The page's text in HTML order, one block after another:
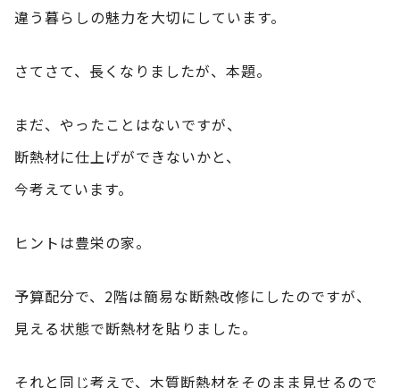
違う暮らしの魅力を大切にしています。
さてさて、長くなりましたが、本題。
まだ、やったことはないですが、
断熱材に仕上げができないかと、
今考えています。
ヒントは豊栄の家。
予算配分で、2階は簡易な断熱改修にしたのですが、
見える状態で断熱材を貼りました。
それと同じ考えで、木質断熱材をそのまま見せるので